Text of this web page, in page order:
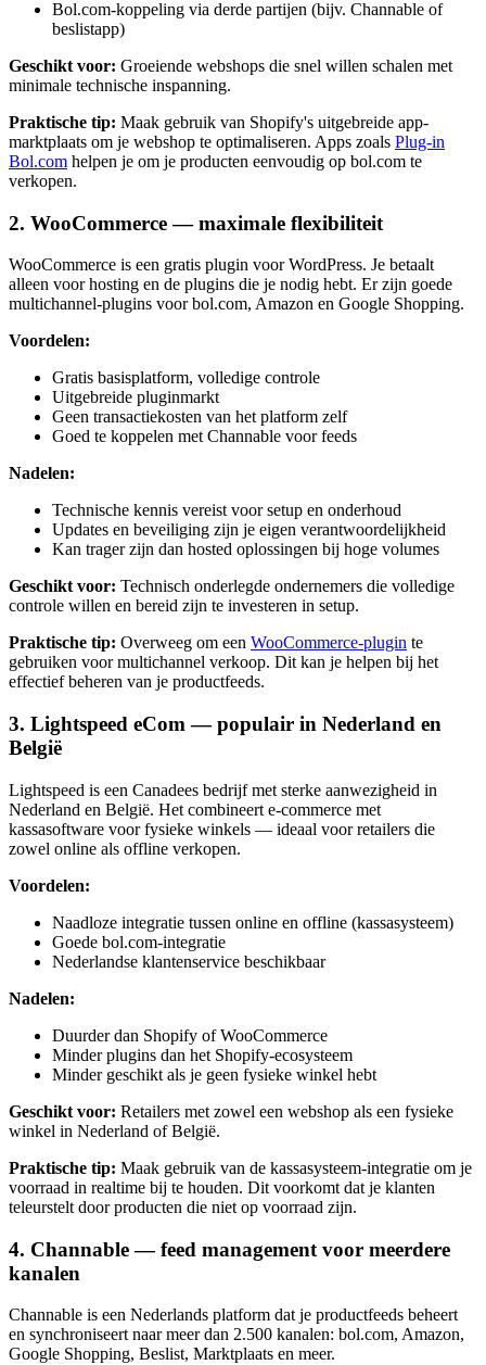
Bol.com-koppeling via derde partijen (bijv. Channable of
beslistapp)
Geschikt voor: Groeiende webshops die snel willen schalen met
minimale technische inspanning.
Praktische tip: Maak gebruik van Shopify's uitgebreide app-
marktplaats om je webshop te optimaliseren. Apps zoals Plug-in
Bol.com helpen je om je producten eenvoudig op bol.com te
verkopen.
2. WooCommerce — maximale flexibiliteit
WooCommerce is een gratis plugin voor WordPress. Je betaalt
alleen voor hosting en de plugins die je nodig hebt. Er zijn goede
multichannel-plugins voor bol.com, Amazon en Google Shopping.
Voordelen:
Gratis basisplatform, volledige controle
Uitgebreide pluginmarkt
Geen transactiekosten van het platform zelf
Goed te koppelen met Channable voor feeds
Nadelen:
Technische kennis vereist voor setup en onderhoud
Updates en beveiliging zijn je eigen verantwoordelijkheid
Kan trager zijn dan hosted oplossingen bij hoge volumes
Geschikt voor: Technisch onderlegde ondernemers die volledige
controle willen en bereid zijn te investeren in setup.
Praktische tip: Overweeg om een WooCommerce-plugin te
gebruiken voor multichannel verkoop. Dit kan je helpen bij het
effectief beheren van je productfeeds.
3. Lightspeed eCom — populair in Nederland en
België
Lightspeed is een Canadees bedrijf met sterke aanwezigheid in
Nederland en België. Het combineert e-commerce met
kassasoftware voor fysieke winkels — ideaal voor retailers die
zowel online als offline verkopen.
Voordelen:
Naadloze integratie tussen online en offline (kassasysteem)
Goede bol.com-integratie
Nederlandse klantenservice beschikbaar
Nadelen:
Duurder dan Shopify of WooCommerce
Minder plugins dan het Shopify-ecosysteem
Minder geschikt als je geen fysieke winkel hebt
Geschikt voor: Retailers met zowel een webshop als een fysieke
winkel in Nederland of België.
Praktische tip: Maak gebruik van de kassasysteem-integratie om je
voorraad in realtime bij te houden. Dit voorkomt dat je klanten
teleurstelt door producten die niet op voorraad zijn.
4. Channable — feed management voor meerdere
kanalen
Channable is een Nederlands platform dat je productfeeds beheert
en synchroniseert naar meer dan 2.500 kanalen: bol.com, Amazon,
Google Shopping, Beslist, Marktplaats en meer.